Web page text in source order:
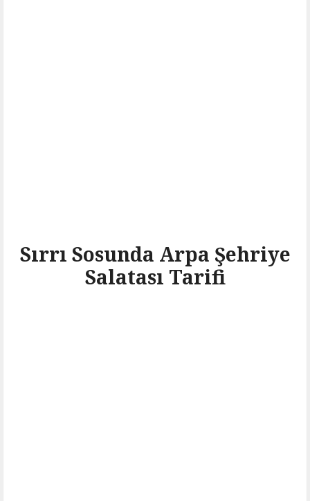
Sırrı Sosunda Arpa Şehriye
Salatası Tarifi